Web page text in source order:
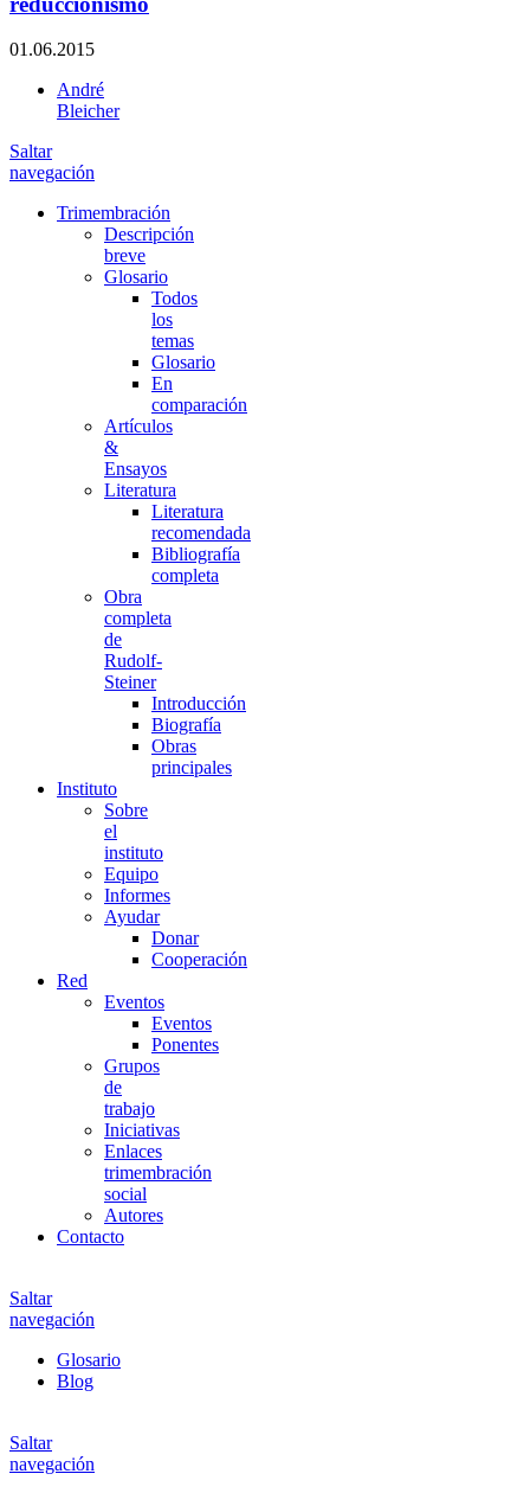
01.06.2015
André
Bleicher
Saltar
navegación
Trimembración
Descripción
breve
Glosario
Todos
los
temas
Glosario
En
comparación
Artículos
&
Ensayos
Literatura
Literatura
recomendada
Bibliografía
completa
Obra
completa
de
Rudolf-
Steiner
Introducción
Biografía
Obras
principales
Instituto
Sobre
el
instituto
Equipo
Informes
Ayudar
Donar
Cooperación
Red
Eventos
Eventos
Ponentes
Grupos
de
trabajo
Iniciativas
Enlaces
trimembración
social
Autores
Contacto
Saltar
navegación
Glosario
Blog
Saltar
navegación